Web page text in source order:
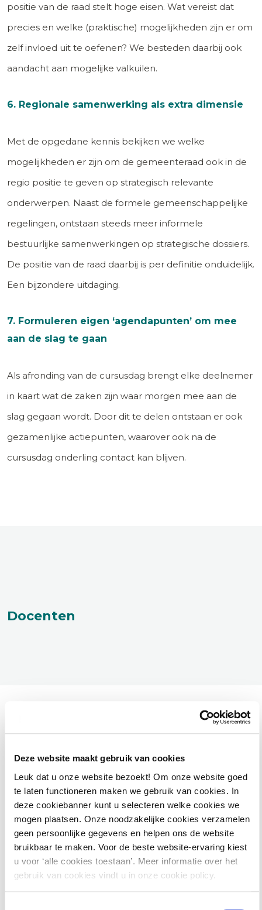
Deze website maakt gebruik van cookies
Leuk dat u onze website bezoekt! Om onze website goed
te laten functioneren maken we gebruik van cookies. In
deze cookiebanner kunt u selecteren welke cookies we
mogen plaatsen. Onze noodzakelijke cookies verzamelen
geen persoonlijke gegevens en helpen ons de website
bruikbaar te maken. Voor de beste website-ervaring kiest
u voor ‘alle cookies toestaan’. Meer informatie over het
gebruik van cookies vindt u in onze cookie policy.
positie van de raad stelt hoge eisen. Wat vereist dat
precies en welke (praktische) mogelijkheden zijn er om
zelf invloed uit te oefenen? We besteden daarbij ook
aandacht aan mogelijke valkuilen.
6. Regionale samenwerking als extra dimensie
Met de opgedane kennis bekijken we welke
mogelijkheden er zijn om de gemeenteraad ook in de
regio positie te geven op strategisch relevante
onderwerpen. Naast de formele gemeenschappelijke
regelingen, ontstaan steeds meer informele
bestuurlijke samenwerkingen op strategische dossiers.
De positie van de raad daarbij is per definitie onduidelijk.
Een bijzondere uitdaging.
7. Formuleren eigen ‘agendapunten’ om mee
aan de slag te gaan
Als afronding van de cursusdag brengt elke deelnemer
in kaart wat de zaken zijn waar morgen mee aan de
slag gegaan wordt. Door dit te delen ontstaan er ook
gezamenlijke actiepunten, waarover ook na de
cursusdag onderling contact kan blijven.
Docenten
Materiaal
Digitale hand-outs en eventueel aanvullend digitaal
materiaal